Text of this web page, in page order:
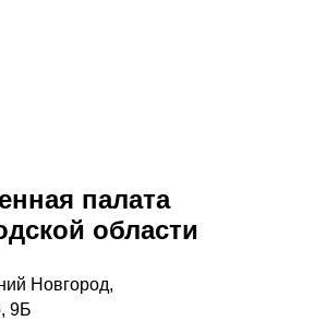
палата
области
Новгород,
9Б